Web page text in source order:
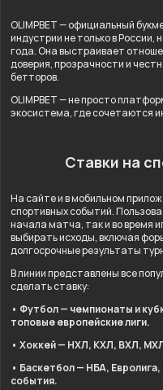
OLIMPBET — официальный
индустрии не только в России,
года. Она выстраивает
доверия, прозрачности и
бетторов.
OLIMPBET — не просто
экосистема, где сочетаются
Ставки на
На сайте и в мобильном
спортивных событий.
начала матча, так и во время
выбирать исходы, включая
долгосрочные результаты
В линии представлены все
сделать ставку:
• Футбол — чемпионаты и
топовые европейские лиги.
• Хоккей — НХЛ, КХЛ, ВХЛ,
• Баскетбол — НБА,
события.